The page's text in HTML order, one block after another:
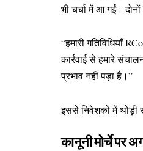
भी चर्चा में आ गईं।
“हमारी गतिविधियाँ
कार्रवाई से हमारे
प्रभाव नहीं पड़ा है।”
इससे निवेशकों में थोड़ी
कानूनी मोर्चे पर